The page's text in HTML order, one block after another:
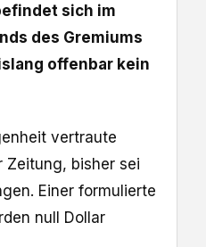
sich im
des Gremiums
offenbar kein
vertraute
Zeitung, bisher sei
Einer formulierte
null Dollar